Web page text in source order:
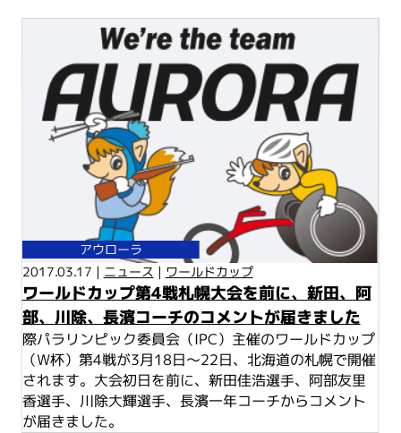
アウローラ
2017.03.17 | ニュース | ワールドカップ
ワールドカップ第4戦札幌大会を前に、新田、阿
部、川除、長濱コーチのコメントが届きました
際パラリンピック委員会（IPC）主催のワールドカップ
（W杯）第4戦が3月18日～22日、北海道の札幌で開催
されます。大会初日を前に、新田佳浩選手、阿部友里
香選手、川除大輝選手、長濱一年コーチからコメント
が届きました。